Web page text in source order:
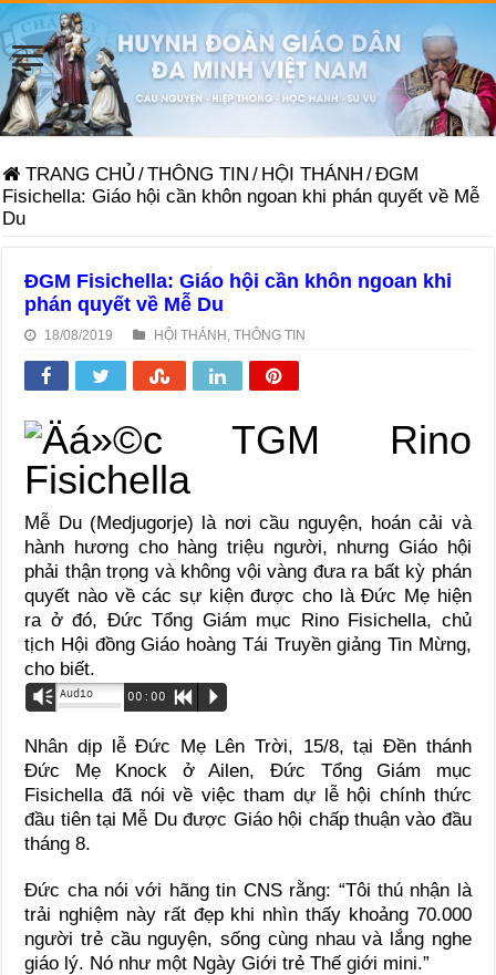
TRANG CHỦ /THÔNG TIN / HỘI THÁNH /ĐGM
Fisichella: Giáo hội cần khôn ngoan khi phán quyết về Mễ
Du
ĐGM Fisichella: Giáo hội cần khôn ngoan khi
phán quyết về Mễ Du
18/08/2019 HỘI THÁNH ,THÔNG TIN
Mễ Du (Medjugorje) là nơi cầu nguyện, hoán cải và
hành hương cho hàng triệu người, nhưng Giáo hội
phải thận trọng và không vội vàng đưa ra bất kỳ phán
quyết nào về các sự kiện được cho là Đức Mẹ hiện
ra ở đó, Đức Tổng Giám mục Rino Fisichella, chủ
tịch Hội đồng Giáo hoàng Tái Truyền giảng Tin Mừng,
cho biết.
Vm Audio 00:00 R P
Nhân dịp lễ Đức Mẹ Lên Trời, 15/8, tại Đền thánh
Đức Mẹ Knock ở Ailen, Đức Tổng Giám mục
Fisichella đã nói về việc tham dự lễ hội chính thức
đầu tiên tại Mễ Du được Giáo hội chấp thuận vào đầu
tháng 8.
Đức cha nói với hãng tin CNS rằng: “Tôi thú nhận là
trải nghiệm này rất đẹp khi nhìn thấy khoảng 70.000
người trẻ cầu nguyện, sống cùng nhau và lắng nghe
giáo lý. Nó như một Ngày Giới trẻ Thế giới mini.”